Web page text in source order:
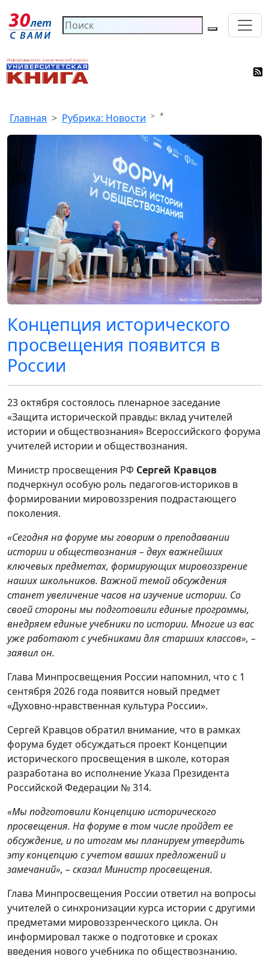
Главная Рубрика: Новости *
Концепция исторического
просвещения появится в
России
23 октября состоялось пленарное заседание
«Защита исторической правды: вклад учителей
истории и обществознания» Всероссийского форума
учителей истории и обществознания.
Министр просвещения РФ Сергей Кравцов
подчеркнул особую роль педагогов-историков в
формировании мировоззрения подрастающего
поколения.
«Сегодня на форуме мы говорим о преподавании
истории и обществознания – двух важнейших
ключевых предметах, формирующих мировоззрение
наших школьников. Важной темой обсуждения
станет увеличение часов на изучение истории. Со
своей стороны мы подготовили единые программы,
внедряем единые учебники по истории. Многие из вас
уже работают с учебниками для старших классов», –
заявил он.
Глава Минпросвещения России напомнил, что с 1
сентября 2026 года появится новый предмет
«Духовно-нравственная культура России».
Сергей Кравцов обратил внимание, что в рамках
форума будет обсуждаться проект Концепции
исторического просвещения в школе, которая
разработана во исполнение Указа Президента
Российской Федерации № 314.
«Мы подготовили Концепцию исторического
просвещения. На форуме в том числе пройдет ее
обсуждение, и по итогам мы планируем утвердить
эту концепцию с учетом ваших предложений и
замечаний», – сказал Министр просвещения.
Глава Минпросвещения России ответил на вопросы
учителей о синхронизации курса истории с другими
предметами мировоззренческого цикла. Он
информировал также о подготовке и сроках
введения нового учебника по обществознанию.